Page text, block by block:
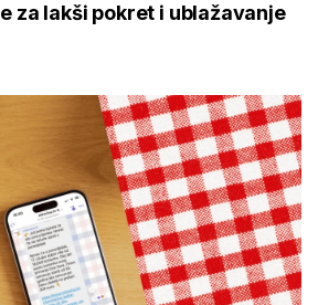
za lakši pokret i ublažavanje